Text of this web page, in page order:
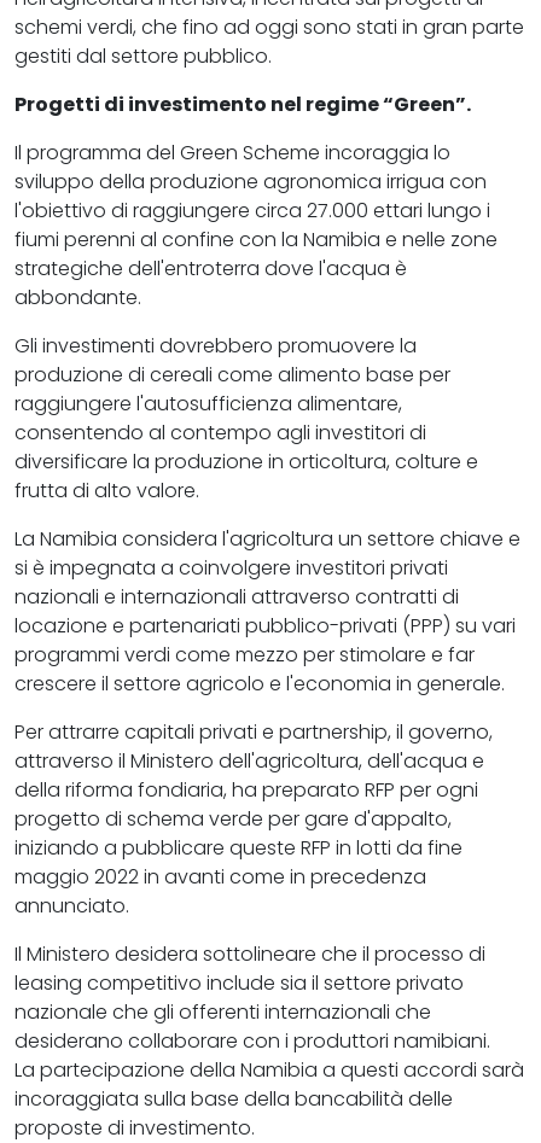
schemi verdi, che fino ad oggi sono stati in gran parte
gestiti dal settore pubblico.
Progetti di investimento nel regime “Green”.
Il programma del Green Scheme incoraggia lo
sviluppo della produzione agronomica irrigua con
l'obiettivo di raggiungere circa 27.000 ettari lungo i
fiumi perenni al confine con la Namibia e nelle zone
strategiche dell'entroterra dove l'acqua è
abbondante.
Gli investimenti dovrebbero promuovere la
produzione di cereali come alimento base per
raggiungere l'autosufficienza alimentare,
consentendo al contempo agli investitori di
diversificare la produzione in orticoltura, colture e
frutta di alto valore.
La Namibia considera l'agricoltura un settore chiave e
si è impegnata a coinvolgere investitori privati
nazionali e internazionali attraverso contratti di
locazione e partenariati pubblico-privati (PPP) su vari
programmi verdi come mezzo per stimolare e far
crescere il settore agricolo e l'economia in generale.
Per attrarre capitali privati e partnership, il governo,
attraverso il Ministero dell'agricoltura, dell'acqua e
della riforma fondiaria, ha preparato RFP per ogni
progetto di schema verde per gare d'appalto,
iniziando a pubblicare queste RFP in lotti da fine
maggio 2022 in avanti come in precedenza
annunciato.
Il Ministero desidera sottolineare che il processo di
leasing competitivo include sia il settore privato
nazionale che gli offerenti internazionali che
desiderano collaborare con i produttori namibiani.
La partecipazione della Namibia a questi accordi sarà
incoraggiata sulla base della bancabilità delle
proposte di investimento.